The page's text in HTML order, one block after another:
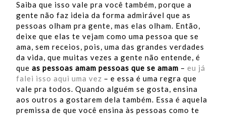
Saiba que isso vale pra você também, porque a
gente não faz ideia da forma admirável que as
pessoas olham pra gente, mas elas olham. Então,
deixe que elas te vejam como uma pessoa que se
ama, sem receios, pois, uma das grandes verdades
da vida, que muitas vezes a gente não entende, é
que as pessoas amam pessoas que se amam – eu já
falei isso aqui uma vez – e essa é uma regra que
vale pra todos. Quando alguém se gosta, ensina
aos outros a gostarem dela também. Essa é aquela
premissa de que você ensina às pessoas como te